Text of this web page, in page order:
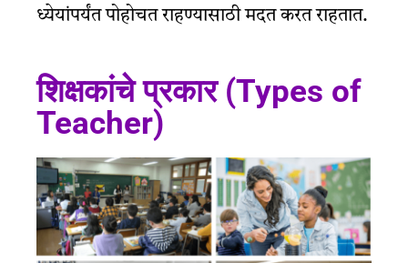
ध्येयांपर्यंत पोहोचत राहण्यासाठी मदत करत राहतात.
शिक्षकांचे प्रकार (Types of
Teacher)